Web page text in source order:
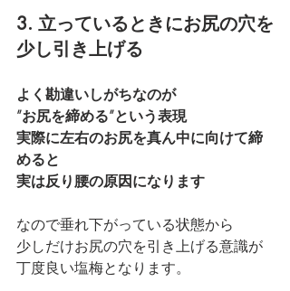
3. 立っているときにお尻の穴を
少し引き上げる
よく勘違いしがちなのが
”お尻を締める”という表現
実際に左右のお尻を真ん中に向けて締
めると
実は反り腰の原因になります
なので垂れ下がっている状態から
少しだけお尻の穴を引き上げる意識が
丁度良い塩梅となります。